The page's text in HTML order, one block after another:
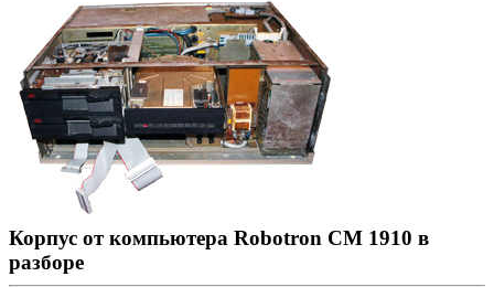
Корпус от компьютера Robotron CM 1910 в
разборе